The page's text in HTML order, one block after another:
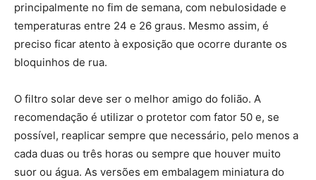
principalmente no fim de semana, com nebulosidade e
temperaturas entre 24 e 26 graus. Mesmo assim, é
preciso ficar atento à exposição que ocorre durante os
bloquinhos de rua.
O filtro solar deve ser o melhor amigo do folião. A
recomendação é utilizar o protetor com fator 50 e, se
possível, reaplicar sempre que necessário, pelo menos a
cada duas ou três horas ou sempre que houver muito
suor ou água. As versões em embalagem miniatura do